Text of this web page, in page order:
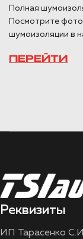
Полная
Посмотрите
шумоизоляции в
ПЕРЕЙТИ
Реквизиты
ИП Тарасенко